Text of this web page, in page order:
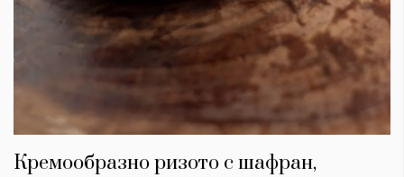
Кремообразно ризото с шафран,